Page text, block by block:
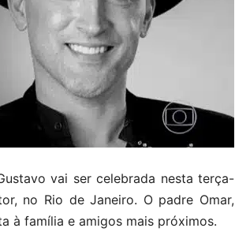
vai ser celebrada nesta terça-
no Rio de Janeiro. O padre Omar,
à família e amigos mais próximos.